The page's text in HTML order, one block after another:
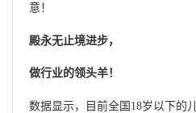
意！
殿永无止境进步，
做行业的领头羊！
数据显示，目前全国18岁以下的